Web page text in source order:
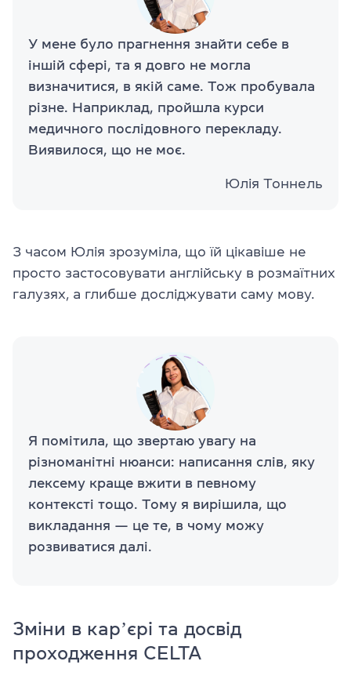
У мене було прагнення знайти себе в
іншій сфері, та я довго не могла
визначитися, в якій саме. Тож пробувала
різне. Наприклад, пройшла курси
медичного послідовного перекладу.
Виявилося, що не моє.
Юлія Тоннель
З часом Юлія зрозуміла, що їй цікавіше не
просто застосовувати англійську в розмаїтних
галузях, а глибше досліджувати саму мову.
Я помітила, що звертаю увагу на
різноманітні нюанси: написання слів, яку
лексему краще вжити в певному
контексті тощо. Тому я вирішила, що
викладання — це те, в чому можу
розвиватися далі.
Зміни в карʼєрі та досвід
проходження CELTA